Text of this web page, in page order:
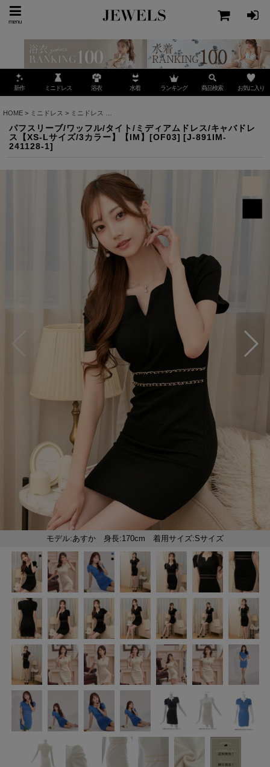
menu
新作 ミニドレス 浴衣 水着 ランキング 商品検索 お気に入り
HOME > ミニドレス > ミニドレス
パフスリーブ/ワッフル/タイト/ミディアムドレス/キャバドレ
ス【XS-Lサイズ/3カラー】【IM】[OF03] [J-891IM-
241128-1]